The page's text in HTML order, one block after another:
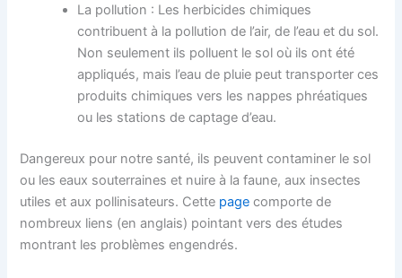
La pollution : Les herbicides chimiques
contribuent à la pollution de l’air, de l’eau et du sol.
Non seulement ils polluent le sol où ils ont été
appliqués, mais l’eau de pluie peut transporter ces
produits chimiques vers les nappes phréatiques
ou les stations de captage d’eau.
Dangereux pour notre santé, ils peuvent contaminer le sol
ou les eaux souterraines et nuire à la faune, aux insectes
utiles et aux pollinisateurs. Cette page comporte de
nombreux liens (en anglais) pointant vers des études
montrant les problèmes engendrés.